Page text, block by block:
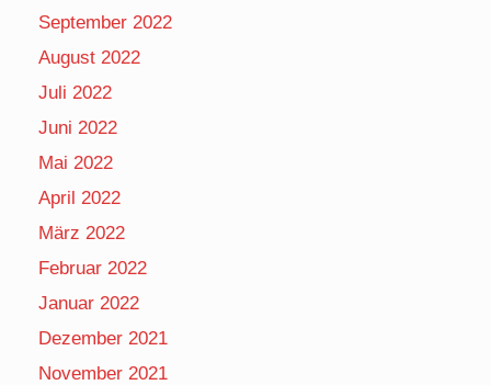
September 2022
August 2022
Juli 2022
Juni 2022
Mai 2022
April 2022
März 2022
Februar 2022
Januar 2022
Dezember 2021
November 2021